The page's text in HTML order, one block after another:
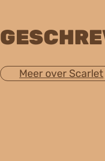
Meer over Scarlet